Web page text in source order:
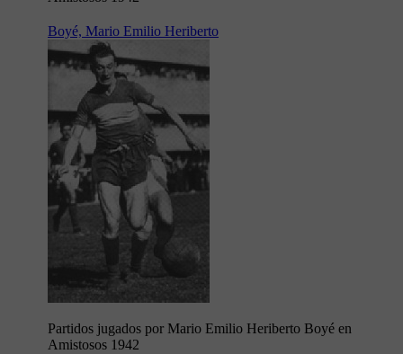
Boyé, Mario Emilio Heriberto
Partidos jugados por Mario Emilio Heriberto Boyé en
Amistosos 1942